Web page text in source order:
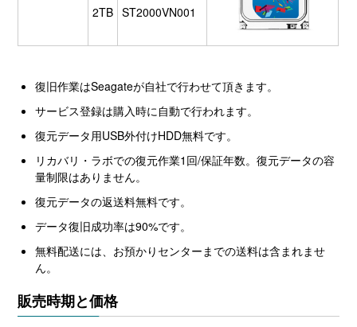
2TB ST2000VN001
復旧作業はSeagateが自社で行わせて頂きます。
サービス登録は購入時に自動で行われます。
復元データ用USB外付けHDD無料です。
リカバリ・ラボでの復元作業1回/保証年数。復元データの容
量制限はありません。
復元データの返送料無料です。
データ復旧成功率は90%です。
無料配送には、お預かりセンターまでの送料は含まれませ
ん。
販売時期と価格